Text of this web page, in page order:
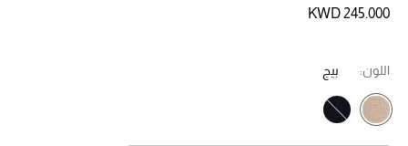
ما وصلنا حديثاً
KWD 245.000
اللون: بيج